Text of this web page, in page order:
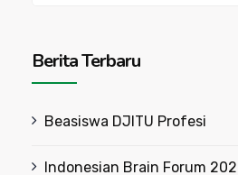
Berita Terbaru
Beasiswa DJITU Profesi
Indonesian Brain Forum